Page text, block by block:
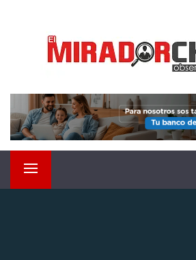
contenido
EL MIRADOR CHACO
Observá lo que pasa
Menú